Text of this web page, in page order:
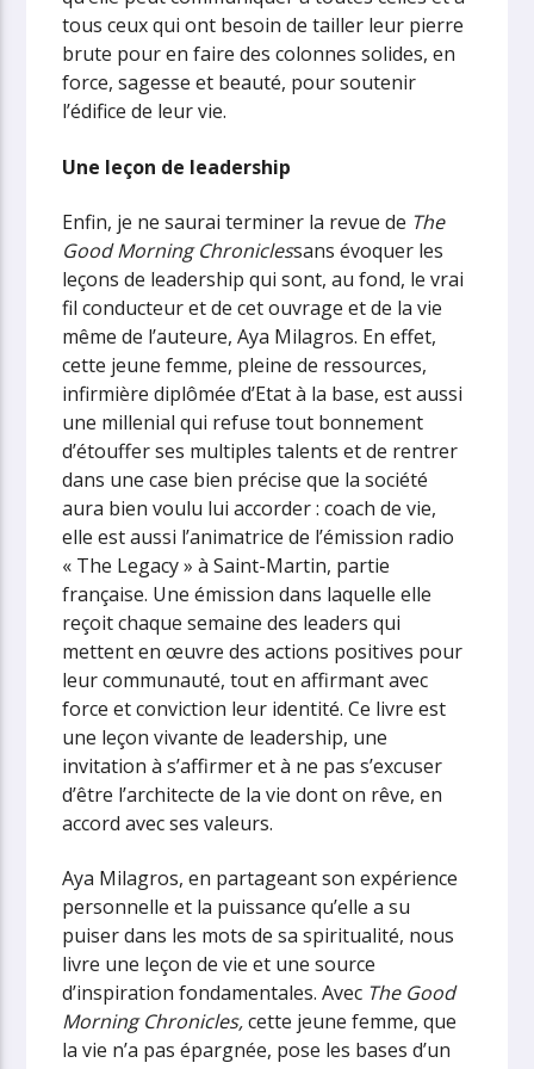
tous ceux qui ont besoin de tailler leur pierre
brute pour en faire des colonnes solides, en
force, sagesse et beauté, pour soutenir
l’édifice de leur vie.
Une leçon de leadership
Enfin, je ne saurai terminer la revue de The
Good Morning Chroniclessans évoquer les
leçons de leadership qui sont, au fond, le vrai
fil conducteur et de cet ouvrage et de la vie
même de l’auteure, Aya Milagros. En effet,
cette jeune femme, pleine de ressources,
infirmière diplômée d’Etat à la base, est aussi
une millenial qui refuse tout bonnement
d’étouffer ses multiples talents et de rentrer
dans une case bien précise que la société
aura bien voulu lui accorder : coach de vie,
elle est aussi l’animatrice de l’émission radio
« The Legacy » à Saint-Martin, partie
française. Une émission dans laquelle elle
reçoit chaque semaine des leaders qui
mettent en œuvre des actions positives pour
leur communauté, tout en affirmant avec
force et conviction leur identité. Ce livre est
une leçon vivante de leadership, une
invitation à s’affirmer et à ne pas s’excuser
d’être l’architecte de la vie dont on rêve, en
accord avec ses valeurs.
Aya Milagros, en partageant son expérience
personnelle et la puissance qu’elle a su
puiser dans les mots de sa spiritualité, nous
livre une leçon de vie et une source
d’inspiration fondamentales. Avec The Good
Morning Chronicles,cette jeune femme, que
la vie n’a pas épargnée, pose les bases d’un